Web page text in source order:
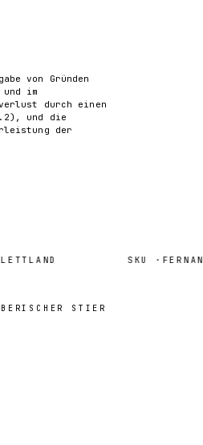
von Gründen
im
durch einen
und die
der
SKU ·
STIER